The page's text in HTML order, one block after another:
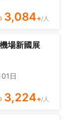
3,084+/人
場新國展
日
3,224+/人